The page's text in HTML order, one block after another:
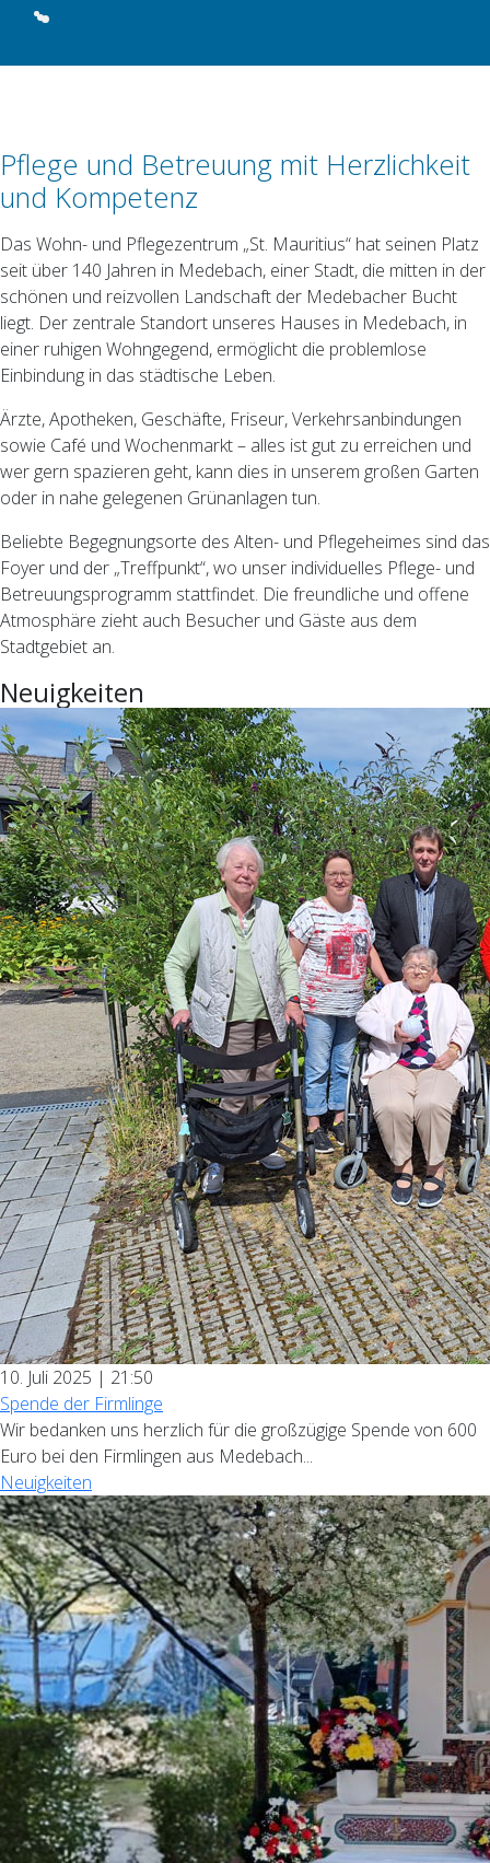
Pflege und Betreuung mit Herzlichkeit
und Kompetenz
Das Wohn- und Pflegezentrum „St. Mauritius“ hat seinen Platz
seit über 140 Jahren in Medebach, einer Stadt, die mitten in der
schönen und reizvollen Landschaft der Medebacher Bucht
liegt. Der zentrale Standort unseres Hauses in Medebach, in
einer ruhigen Wohngegend, ermöglicht die problemlose
Einbindung in das städtische Leben.
Ärzte, Apotheken, Geschäfte, Friseur, Verkehrsanbindungen
sowie Café und Wochenmarkt – alles ist gut zu erreichen und
wer gern spazieren geht, kann dies in unserem großen Garten
oder in nahe gelegenen Grünanlagen tun.
Beliebte Begegnungsorte des Alten- und Pflegeheimes sind das
Foyer und der „Treffpunkt“, wo unser individuelles Pflege- und
Betreuungsprogramm stattfindet. Die freundliche und offene
Atmosphäre zieht auch Besucher und Gäste aus dem
Stadtgebiet an.
Neuigkeiten
10. Juli 2025 | 21:50
Spende der Firmlinge
Wir bedanken uns herzlich für die großzügige Spende von 600
Euro bei den Firmlingen aus Medebach...
Neuigkeiten